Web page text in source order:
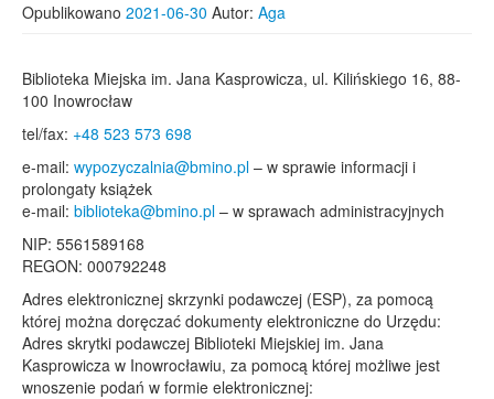
Opublikowano 2021-06-30 Autor: Aga
Biblioteka Miejska im. Jana Kasprowicza, ul. Kilińskiego 16, 88-
100 Inowrocław
tel/fax: +48 523 573 698
e-mail: wypozyczalnia@bmino.pl – w sprawie informacji i
prolongaty książek
e-mail: biblioteka@bmino.pl – w sprawach administracyjnych
NIP: 5561589168
REGON: 000792248
Adres elektronicznej skrzynki podawczej (ESP), za pomocą
której można doręczać dokumenty elektroniczne do Urzędu:
Adres skrytki podawczej Biblioteki Miejskiej im. Jana
Kasprowicza w Inowrocławiu, za pomocą której możliwe jest
wnoszenie podań w formie elektronicznej: